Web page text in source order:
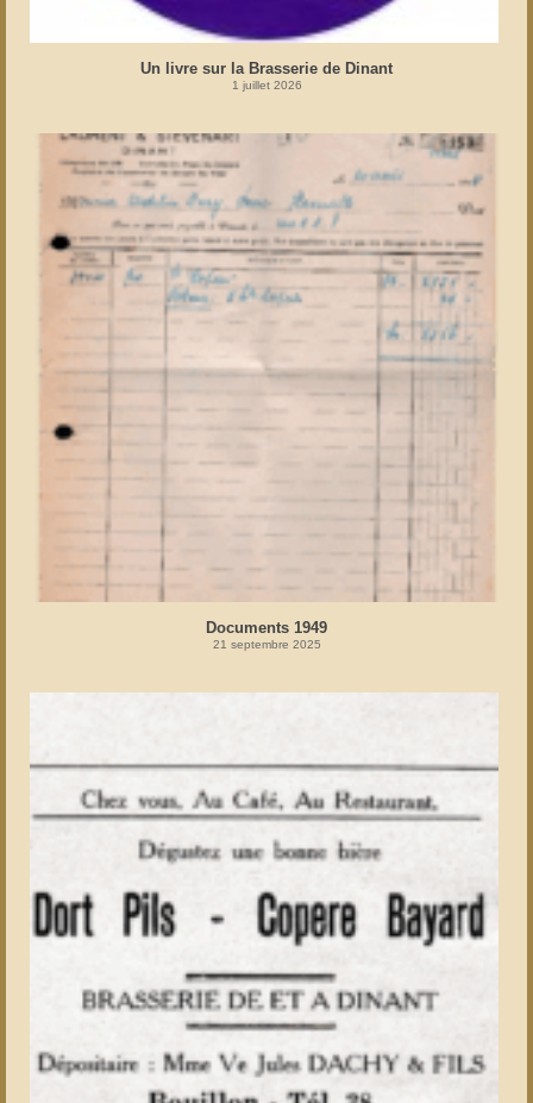
Un livre sur la Brasserie de Dinant
1 juillet 2026
Documents 1949
21 septembre 2025